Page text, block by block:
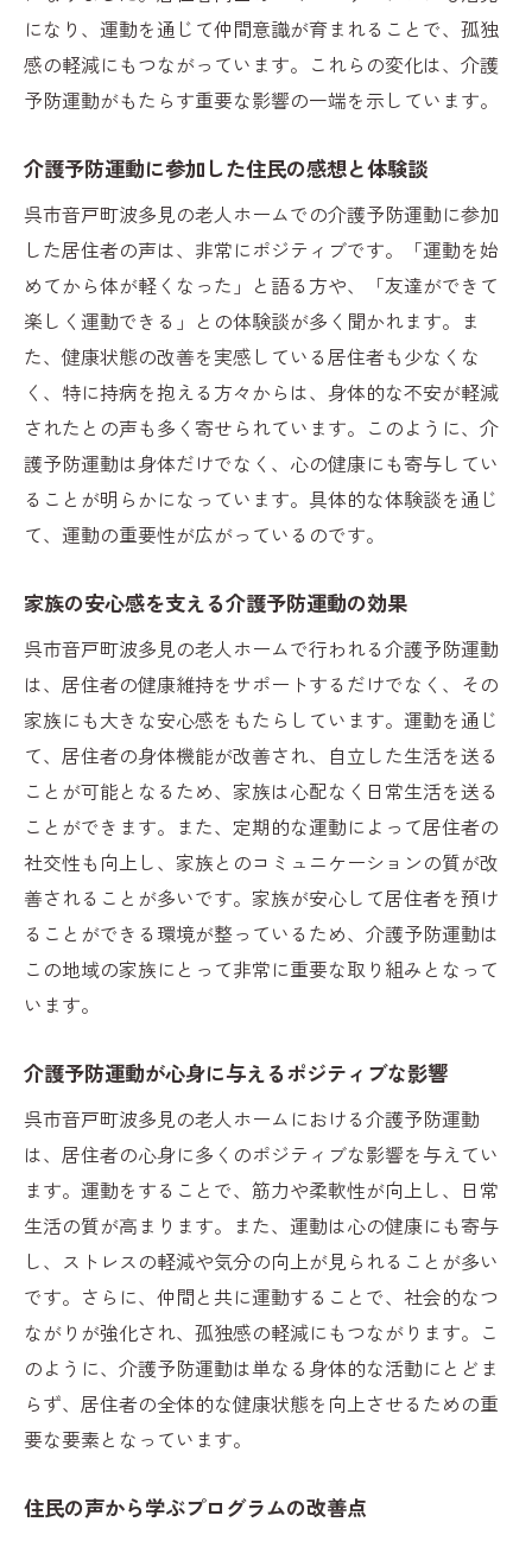
になり、運動を通じて仲間意識が育まれることで、孤独
感の軽減にもつながっています。これらの変化は、介護
予防運動がもたらす重要な影響の一端を示しています。
介護予防運動に参加した住民の感想と体験談
呉市音戸町波多見の老人ホームでの介護予防運動に参加
した居住者の声は、非常にポジティブです。「運動を始
めてから体が軽くなった」と語る方や、「友達ができて
楽しく運動できる」との体験談が多く聞かれます。ま
た、健康状態の改善を実感している居住者も少なくな
く、特に持病を抱える方々からは、身体的な不安が軽減
されたとの声も多く寄せられています。このように、介
護予防運動は身体だけでなく、心の健康にも寄与してい
ることが明らかになっています。具体的な体験談を通じ
て、運動の重要性が広がっているのです。
家族の安心感を支える介護予防運動の効果
呉市音戸町波多見の老人ホームで行われる介護予防運動
は、居住者の健康維持をサポートするだけでなく、その
家族にも大きな安心感をもたらしています。運動を通じ
て、居住者の身体機能が改善され、自立した生活を送る
ことが可能となるため、家族は心配なく日常生活を送る
ことができます。また、定期的な運動によって居住者の
社交性も向上し、家族とのコミュニケーションの質が改
善されることが多いです。家族が安心して居住者を預け
ることができる環境が整っているため、介護予防運動は
この地域の家族にとって非常に重要な取り組みとなって
います。
介護予防運動が心身に与えるポジティブな影響
呉市音戸町波多見の老人ホームにおける介護予防運動
は、居住者の心身に多くのポジティブな影響を与えてい
ます。運動をすることで、筋力や柔軟性が向上し、日常
生活の質が高まります。また、運動は心の健康にも寄与
し、ストレスの軽減や気分の向上が見られることが多い
です。さらに、仲間と共に運動することで、社会的なつ
ながりが強化され、孤独感の軽減にもつながります。こ
のように、介護予防運動は単なる身体的な活動にとどま
らず、居住者の全体的な健康状態を向上させるための重
要な要素となっています。
住民の声から学ぶプログラムの改善点